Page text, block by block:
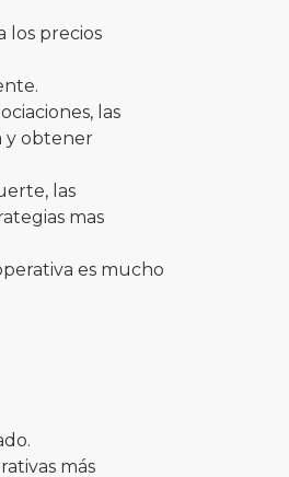
los precios
las
y obtener
las
mas
es mucho
más